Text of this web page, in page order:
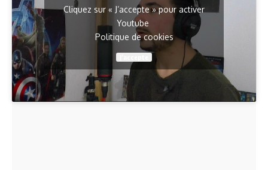
Cliquez sur « J’accepte » pour activer
Youtube
Politique de cookies